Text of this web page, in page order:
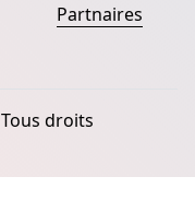
Partnaires
droits